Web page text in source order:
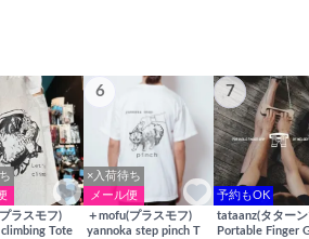
ラスモフ)
climbing Tote
6
×入荷待ち
メール便
＋mofu(プラスモフ)
yannoka step pinch T
7
予約もOK
tataanz(タターン
Portable Finger